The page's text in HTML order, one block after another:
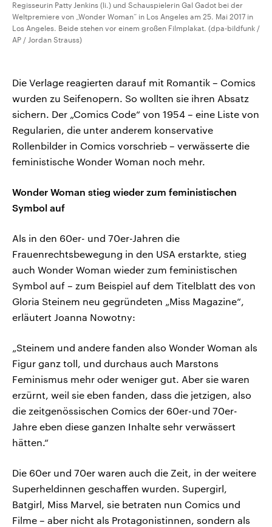
Regisseurin Patty Jenkins (li.) und Schauspielerin Gal Gadot bei der
Weltpremiere von „Wonder Woman“ in Los Angeles am 25. Mai 2017 in
Los Angeles. Beide stehen vor einem großen Filmplakat. (dpa-bildfunk /
AP / Jordan Strauss)
Die Verlage reagierten darauf mit Romantik – Comics
wurden zu Seifenopern. So wollten sie ihren Absatz
sichern. Der „Comics Code“ von 1954 – eine Liste von
Regularien, die unter anderem konservative
Rollenbilder in Comics vorschrieb – verwässerte die
feministische Wonder Woman noch mehr.
Wonder Woman stieg wieder zum feministischen
Symbol auf
Als in den 60er- und 70er-Jahren die
Frauenrechtsbewegung in den USA erstarkte, stieg
auch Wonder Woman wieder zum feministischen
Symbol auf – zum Beispiel auf dem Titelblatt des von
Gloria Steinem neu gegründeten „Miss Magazine“,
erläutert Joanna Nowotny:
„Steinem und andere fanden also Wonder Woman als
Figur ganz toll, und durchaus auch Marstons
Feminismus mehr oder weniger gut. Aber sie waren
erzürnt, weil sie eben fanden, dass die jetzigen, also
die zeitgenössischen Comics der 60er-und 70er-
Jahre eben diese ganzen Inhalte sehr verwässert
hätten.“
Die 60er und 70er waren auch die Zeit, in der weitere
Superheldinnen geschaffen wurden. Supergirl,
Batgirl, Miss Marvel, sie betraten nun Comics und
Filme – aber nicht als Protagonistinnen, sondern als